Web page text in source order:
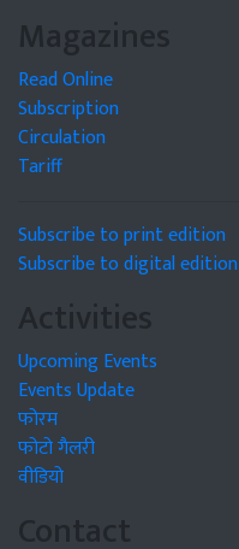
Magazines
Read Online
Subscription
Circulation
Tariff
Subscribe to print edition
Subscribe to digital edition
Activities
Upcoming Events
Events Update
फोरम
फोटो गैलरी
वीडियो
Contact